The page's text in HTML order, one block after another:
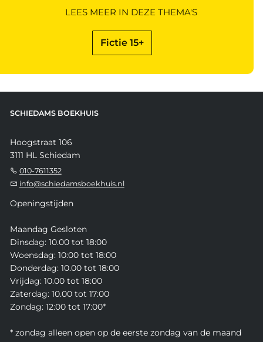
Fictie 15+
LEES MEER IN DEZE THEMA'S
SCHIEDAMS BOEKHUIS
Hoogstraat 106
3111 HL Schiedam
010-7611352
info@schiedamsboekhuis.nl
Openingstijden
Maandag Gesloten
Dinsdag: 10.00 tot 18:00
Woensdag: 10:00 tot 18:00
Donderdag: 10.00 tot 18:00
Vrijdag: 10.00 tot 18:00
Zaterdag: 10.00 tot 17:00
Zondag: 12:00 tot 17:00*
* zondag alleen open op de eerste zondag van de maand